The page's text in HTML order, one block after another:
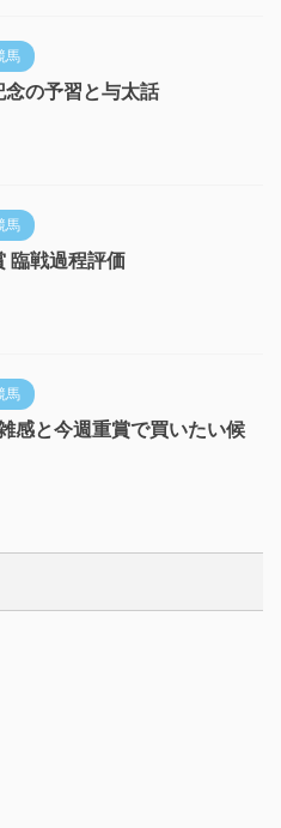
馬
念の予習と与太話
馬
臨戦過程評価
馬
感と今週重賞で買いたい候